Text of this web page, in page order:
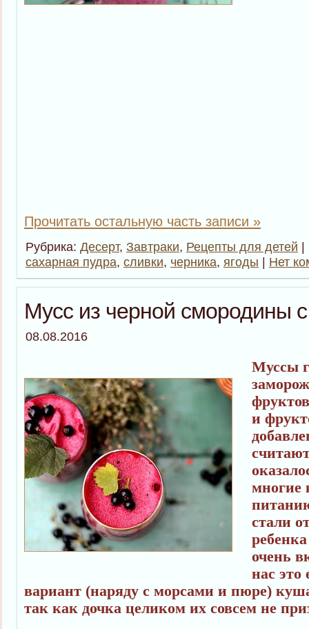
Прочитать остальную часть записи »
Рубрика: Десерт, Завтраки, Рецепты для детей |
сахарная пудра, сливки, черника, ягоды | Нет
Мусс из черной смородины
08.08.2016
Муссы
и
многие
стали
очень
нас это
вариант (наряду с морсами и пюре)
так как дочка целиком их совсем не